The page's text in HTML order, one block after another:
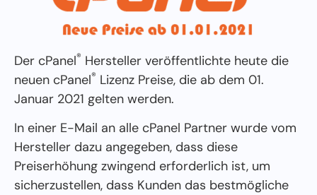
Der cPanel® Hersteller veröffentlichte heute die
neuen cPanel® Lizenz Preise, die ab dem 01.
Januar 2021 gelten werden.
In einer E-Mail an alle cPanel Partner wurde vom
Hersteller dazu angegeben, dass diese
Preiserhöhung zwingend erforderlich ist, um
sicherzustellen, dass Kunden das bestmögliche